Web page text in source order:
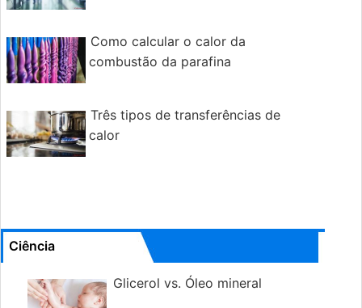
Como calcular o calor da
combustão da parafina
Três tipos de transferências de
calor
Ciência
Glicerol vs. Óleo mineral